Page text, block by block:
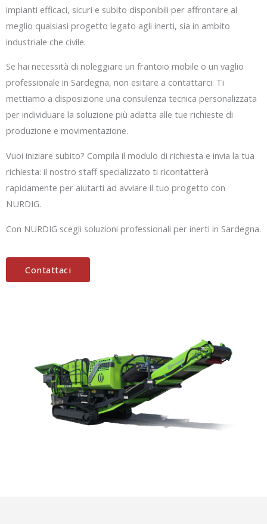
impianti efficaci, sicuri e subito disponibili per affrontare al
meglio qualsiasi progetto legato agli inerti, sia in ambito
industriale che civile.
Se hai necessità di noleggiare un frantoio mobile o un vaglio
professionale in Sardegna, non esitare a contattarci. Ti
mettiamo a disposizione una consulenza tecnica personalizzata
per individuare la soluzione più adatta alle tue richieste di
produzione e movimentazione.
Vuoi iniziare subito? Compila il modulo di richiesta e invia la tua
richiesta: il nostro staff specializzato ti ricontatterà
rapidamente per aiutarti ad avviare il tuo progetto con
NURDIG.
Con NURDIG scegli soluzioni professionali per inerti in Sardegna.
Contattaci